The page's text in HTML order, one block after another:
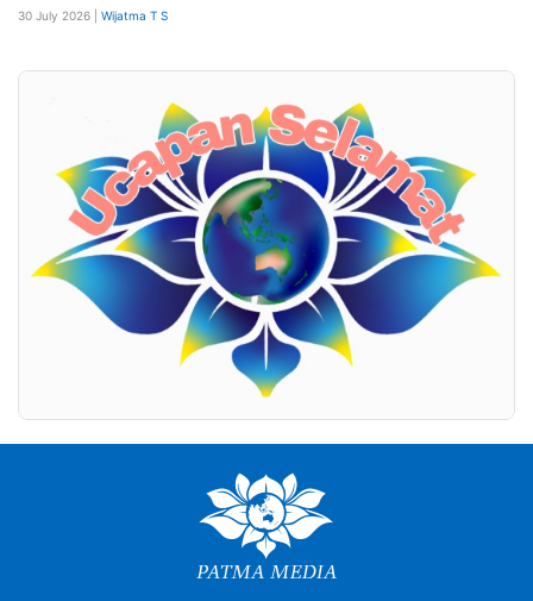
30 July 2026 | Wijatma T S